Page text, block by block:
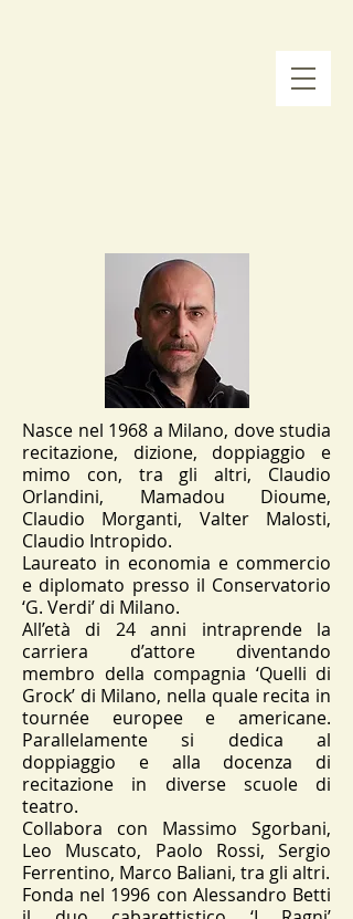
Nasce nel 1968 a Milano, dove studia
recitazione, dizione, doppiaggio e
mimo con, tra gli altri, Claudio
Orlandini, Mamadou Dioume,
Claudio Morganti, Valter Malosti,
Claudio Intropido.
Laureato in economia e commercio
e diplomato presso il Conservatorio
‘G. Verdi’ di Milano.
All’età di 24 anni intraprende la
carriera d’attore diventando
membro della compagnia ‘Quelli di
Grock’ di Milano, nella quale recita in
tournée europee e americane.
Parallelamente si dedica al
doppiaggio e alla docenza di
recitazione in diverse scuole di
teatro.
Collabora con Massimo Sgorbani,
Leo Muscato, Paolo Rossi, Sergio
Ferrentino, Marco Baliani, tra gli altri.
Fonda nel 1996 con Alessandro Betti